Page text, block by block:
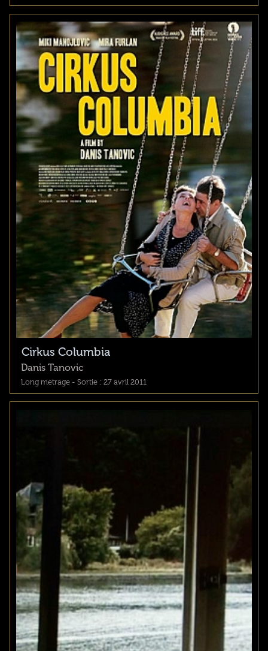
Cirkus Columbia
Danis Tanovic
Long metrage - Sortie : 27 avril 2011